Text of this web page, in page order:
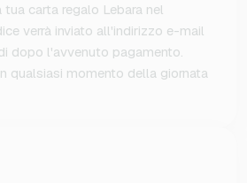
carta regalo Lebara nel
verrà inviato all'indirizzo e-mail
dopo l'avvenuto pagamento.
qualsiasi momento della giornata